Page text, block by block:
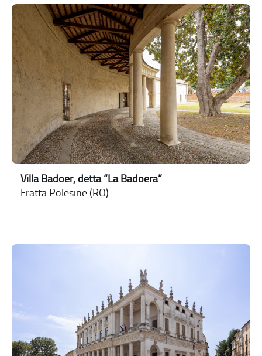
Villa Badoer, detta “La Badoera”
Fratta Polesine (RO)